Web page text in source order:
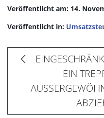
Veröffentlicht am: 14.
Veröffentlicht in:
EIN